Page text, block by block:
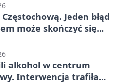
Jeden błąd
może skończyć się
alkohol w centrum
Interwencja trafiła